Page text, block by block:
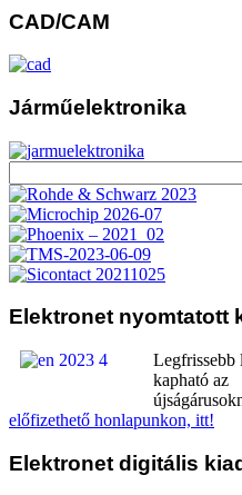
CAD/CAM
Járműelektronika
Elektronet nyomtatott
Legfrissebb
kapható az
előfizethető honlapunkon, itt!
Elektronet digitális